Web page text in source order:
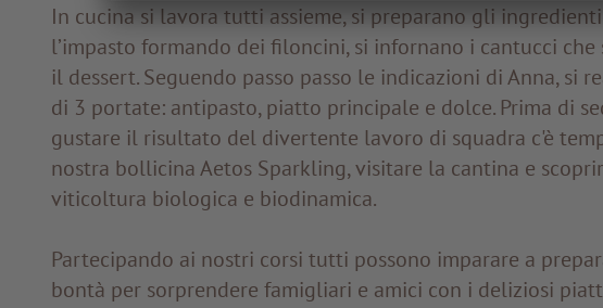
In cucina si lavora tutti assieme, si preparano gli ingredienti
l’impasto formando dei filoncini, si infornano i cantucci
il dessert. Seguendo passo passo le indicazioni di Anna, si
di 3 portate: antipasto, piatto principale e dolce. Prima di
gustare il risultato del divertente lavoro di squadra c'è
nostra bollicina Aetos Sparkling, visitare la cantina e
viticoltura biologica e biodinamica.
Partecipando ai nostri corsi tutti possono imparare a
bontà per sorprendere famigliari e amici con i deliziosi